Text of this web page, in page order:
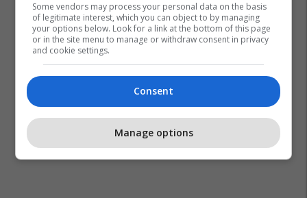
Some vendors may process your personal data on the basis
of legitimate interest, which you can object to by managing
your options below. Look for a link at the bottom of this page
or in the site menu to manage or withdraw consent in privacy
and cookie settings.
Consent
Manage options